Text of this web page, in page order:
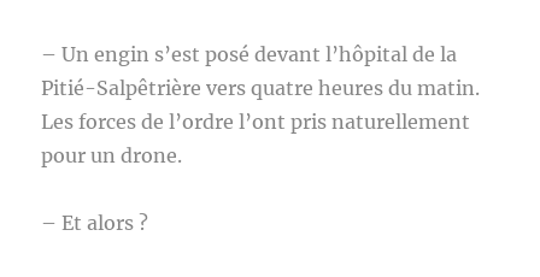
– Un engin s’est posé devant l’hôpital de la
Pitié-Salpêtrière vers quatre heures du matin.
Les forces de l’ordre l’ont pris naturellement
pour un drone.
– Et alors ?